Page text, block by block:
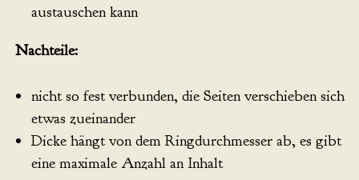
austauschen kann
Nachteile:
nicht so fest verbunden, die Seiten verschieben sich
etwas zueinander
Dicke hängt von dem Ringdurchmesser ab, es gibt
eine maximale Anzahl an Inhalt